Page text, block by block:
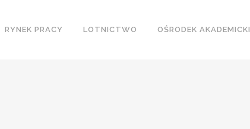
RYNEK PRACY LOTNICTWO OŚRODEK AKADEMICKI